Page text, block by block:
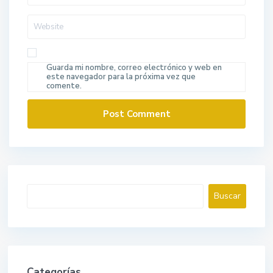
Guarda mi nombre, correo electrónico y web en
este navegador para la próxima vez que
comente.
Buscar